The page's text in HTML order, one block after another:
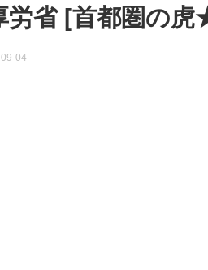
労省 [首都圏の虎
04